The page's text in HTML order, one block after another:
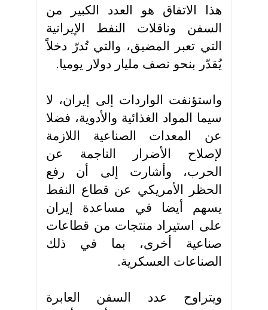
هذا الاتفاق هو العدد الكبير من
السفن وناقلات النفط الإيرانية
التي تعبر المضيق، والتي تُدرّ دخلاً
يُقدّر بنحو نصف مليار دولار يوميا.
واستؤنفت الواردات إلى إيران، لا
سيما المواد الغذائية والأدوية، فضلا
عن المعدات الصناعية اللازمة
لإصلاح الأضرار الناجمة عن
الحرب، وأشارت إلى أن رفع
الحظر الأمريكي عن قطاع النفط
يسهم أيضا في مساعدة إيران
على استيراد منتجات من قطاعات
صناعية أخرى، بما في ذلك
الصناعات العسكرية.
ويتراوح عدد السفن العابرة